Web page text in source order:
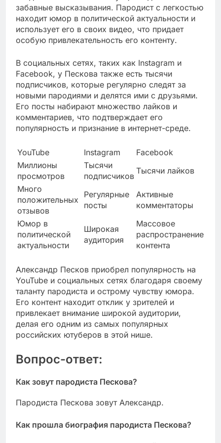
забавные высказывания. Пародист с легкостью
находит юмор в политической актуальности и
использует его в своих видео, что придает
особую привлекательность его контенту.
В социальных сетях, таких как Instagram и
Facebook, у Пескова также есть тысячи
подписчиков, которые регулярно следят за
новыми пародиями и делятся ими с друзьями.
Его посты набирают множество лайков и
комментариев, что подтверждает его
популярность и признание в интернет-среде.
YouTube Instagram
Facebook
Миллионы
просмотров
Тысячи
подписчиков
Тысячи лайков
Много
положительных
отзывов
Регулярные
посты
Активные
комментаторы
Юмор в
политической
актуальности
Широкая
аудитория
Массовое
распространение
контента
Александр Песков приобрел популярность на
YouTube и социальных сетях благодаря своему
таланту пародиста и острому чувству юмора.
Его контент находит отклик у зрителей и
привлекает внимание широкой аудитории,
делая его одним из самых популярных
российских ютуберов в этой нише.
Вопрос-ответ:
Как зовут пародиста Пескова?
Пародиста Пескова зовут Александр.
Как прошла биография пародиста Пескова?